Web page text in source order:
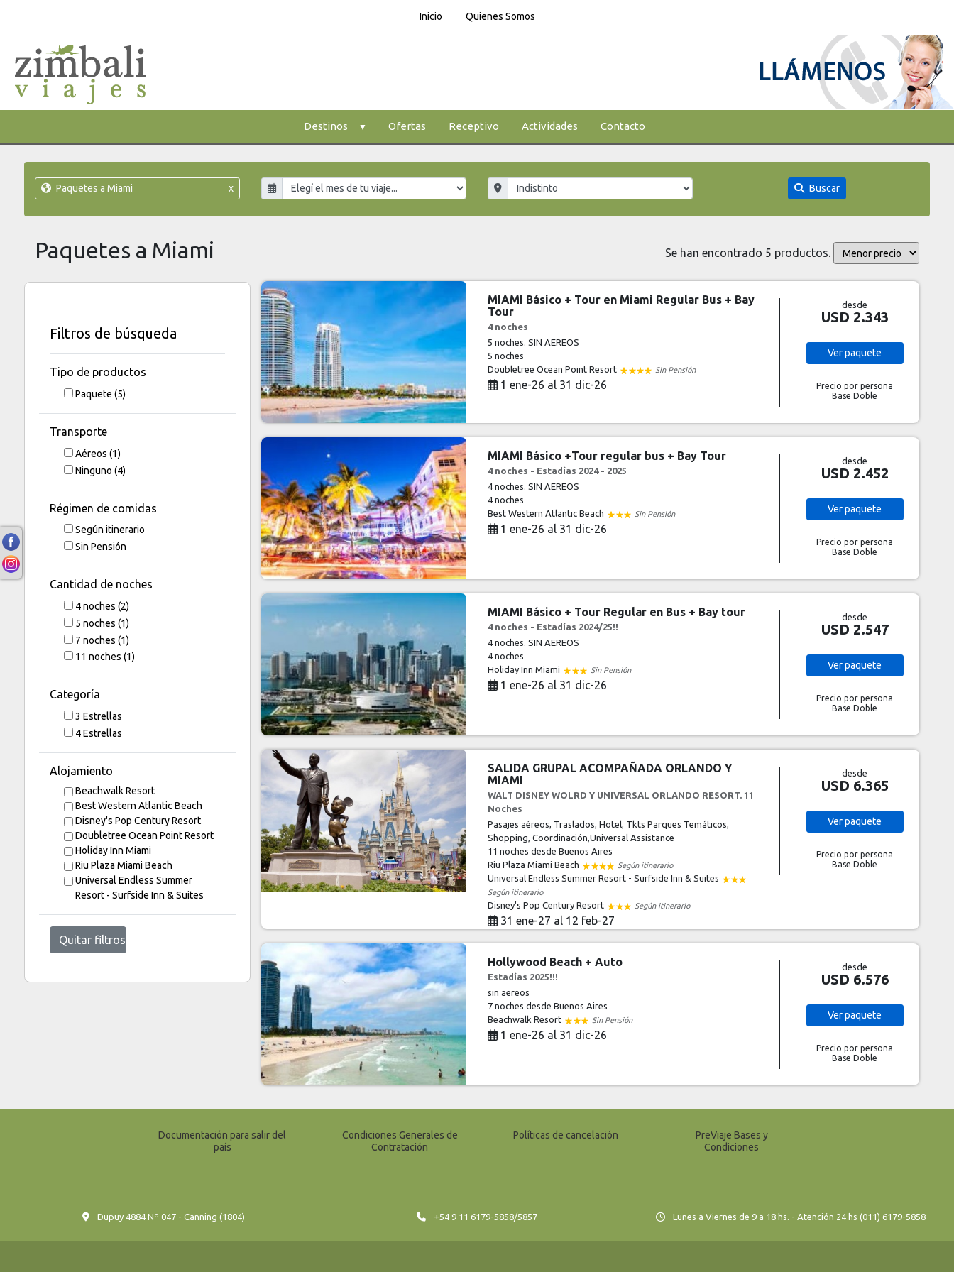
Inicio Quienes Somos
Destinos Ofertas Receptivo Actividades Contacto
Paquetes a Miami x Buscar
Paquetes a Miami Se han encontrado 5 productos.
Filtros de búsqueda
Tipo de productos
Paquete (5)
Transporte
Aéreos (1)
Ninguno (4)
Régimen de comidas
Según itinerario
Sin Pensión
Cantidad de noches
4noches (2)
5 noches (1)
7 noches (1)
11 noches (1)
Categoría
3 Estrellas
4 Estrellas
Alojamiento
Beachwalk Resort
Best Western Atlantic Beach
Disney's Pop Century Resort
Doubletree Ocean Point Resort
Holiday Inn Miami
Riu Plaza Miami Beach
Universal Endless Summer
Resort - Surfside Inn & Suites
Quitar filtros
MIAMI Básico + Tour en Miami Regular Bus + Bay
Tour
4 noches
5 noches. SIN AEREOS
5 noches
Doubletree Ocean Point Resort
Sin Pensión
1 ene-26 al 31 dic-26
desde
USD 2.343
Verpaquete
Precio por persona
Base Doble
MIAMI Básico +Tour regular bus + Bay Tour
4 noches - Estadías 2024 - 2025
4 noches. SIN AEREOS
4 noches
Best Western Atlantic Beach
Sin Pensión
1 ene-26 al 31 dic-26
desde
USD 2.452
Verpaquete
Precio por persona
Base Doble
MIAMI Básico + Tour Regular en Bus + Bay tour
4 noches - Estadías 2024/25!!
4 noches. SIN AEREOS
4 noches
Holiday Inn Miami
Sin Pensión
1 ene-26 al 31 dic-26
desde
USD 2.547
Verpaquete
Precio por persona
Base Doble
SALIDA GRUPAL ACOMPAÑADA ORLANDO Y
MIAMI
WALT DISNEY WOLRD Y UNIVERSAL ORLANDO RESORT. 11
Noches
Pasajes aéreos, Traslados, Hotel, Tkts Parques Temáticos,
Shopping, Coordinación,Universal Assistance
11 noches desde Buenos Aires
Riu Plaza Miami Beach
Según itinerario
Universal Endless Summer Resort - Surfside Inn & Suites
Según itinerario
Disney's Pop Century Resort Según itinerario
31 ene-27 al 12 feb-27
desde
USD 6.365
Verpaquete
Precio por persona
Base Doble
Hollywood Beach + Auto
Estadías 2025!!!
sin aereos
7 noches desde Buenos Aires
Beachwalk Resort
Sin Pensión
1 ene-26 al 31 dic-26
desde
USD 6.576
Verpaquete
Precio por persona
Base Doble
Documentación para salir del
país
Condiciones Generales de
Contratación
Políticas de cancelación
PreViaje Bases y
Condiciones
Dupuy 4884 Nº 047 - Canning (1804) +54 9 11 6179-5858/5857 Lunes a Viernes de 9 a 18 hs. - Atención 24 hs (011) 6179-5858